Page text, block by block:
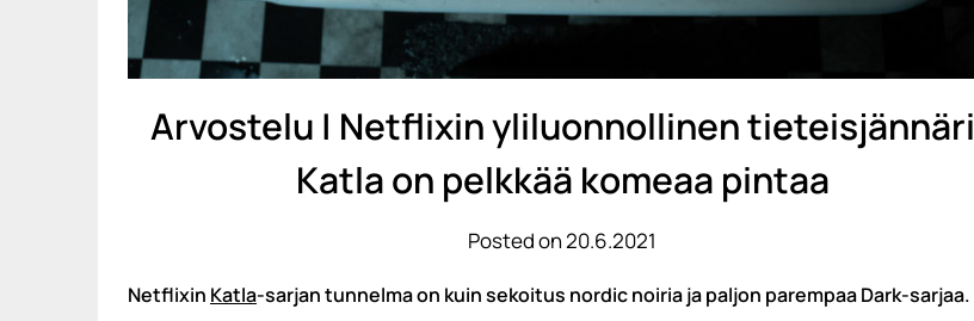
Arvostelu | Netflixin yliluonnollinen tieteisjännäri
Katla on pelkkää komeaa pintaa
Posted on 20.6.2021
Netflixin Katla-sarjan tunnelma on kuin sekoitus nordic noiria ja paljon parempaa Dark-sarjaa.